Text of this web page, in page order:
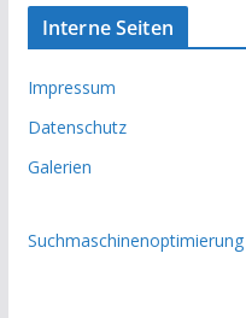
Interne Seiten
Impressum
Datenschutz
Galerien